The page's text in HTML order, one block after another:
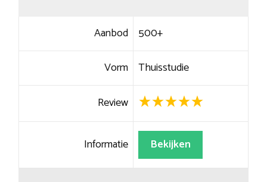
Aanbod 500+
Vorm Thuisstudie
Review
Informatie Bekijken